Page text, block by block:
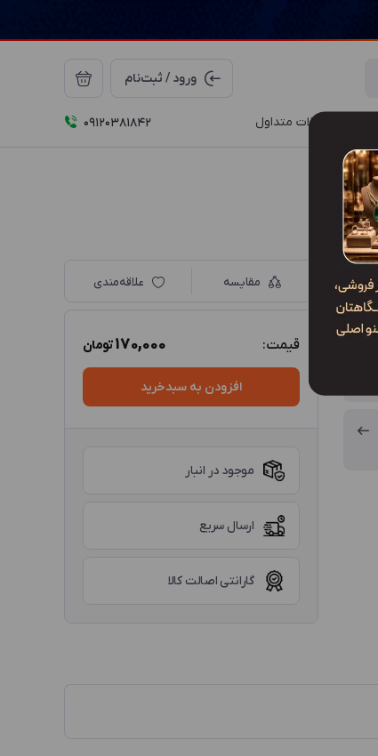
ورود / ثبت‌نام
سوالات متداول 09120381842
مقایسه علاقه‌مندی
قیمت: 170,000تومان
افزودن به سبدخرید
موجود در انبار
ارسال سریع
گارانتی اصالت کالا